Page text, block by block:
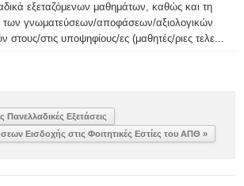
εξεταζόμενων μαθημάτων, καθώς και τη
των γνωματεύσεων/αποφάσεων/αξιολογικών
στις υποψηφίους/ες (μαθητές/ριες τελε...
Πανελλαδικές Εξετάσεις
Εισδοχής στις Φοιτητικές Εστίες του ΑΠΘ »